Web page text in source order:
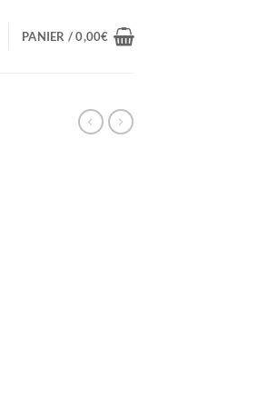
PANIER /0,00€